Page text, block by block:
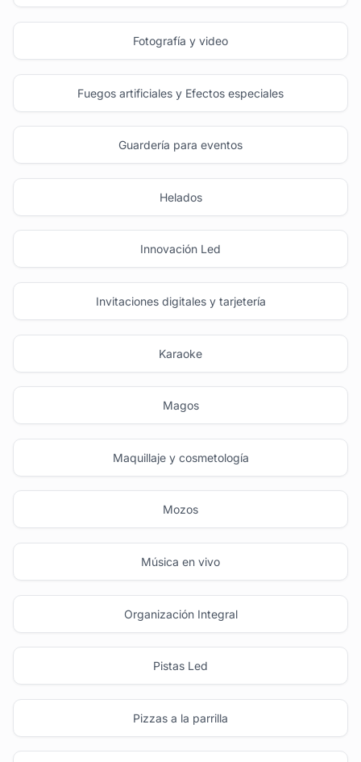
Fotografía y video
Fuegos artificiales y Efectos especiales
Guardería para eventos
Helados
Innovación Led
Invitaciones digitales y tarjetería
Karaoke
Magos
Maquillaje y cosmetología
Mozos
Música en vivo
Organización Integral
Pistas Led
Pizzas a la parrilla